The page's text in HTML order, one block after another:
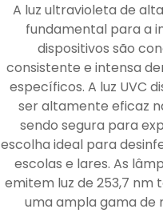
A luz ultravioleta de
fundamental para a
dispositivos são
consistente e intensa
específicos. A luz UVC
ser altamente eficaz
sendo segura para
escolha ideal para
escolas e lares. As
emitem luz de 253,7 nm
uma ampla gama de